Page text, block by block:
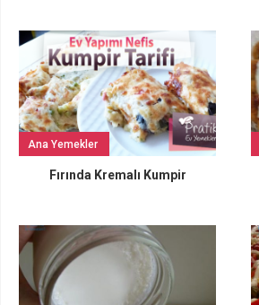
Ana Yemekler
Fırında Kremalı Kumpir